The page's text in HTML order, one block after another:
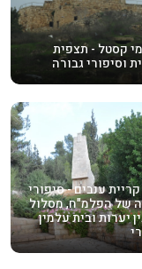
קסטל - תצפית
וסיפורי גבורה
ענבים - סיפורי
של הפלמ"ח, מסלול
יערות ובית עלמין